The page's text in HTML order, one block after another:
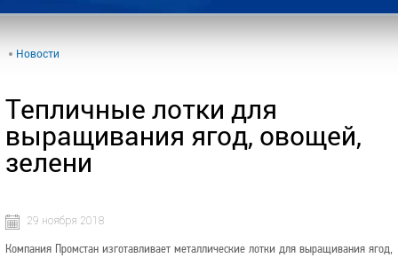
Новости
Тепличные лотки для
выращивания ягод, овощей,
зелени
29 ноября 2018
Компания Промстан изготавливает металлические лотки для выращивания ягод,